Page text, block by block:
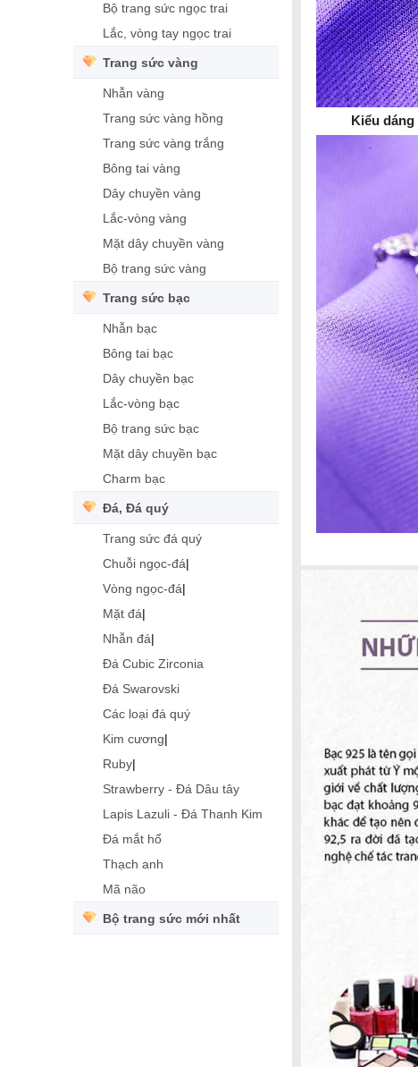
Bộ trang sức ngọc trai
Lắc, vòng tay ngọc trai
Trang sức vàng
Nhẫn vàng
Trang sức vàng hồng
Trang sức vàng trắng
Bông tai vàng
Dây chuyền vàng
Lắc-vòng vàng
Mặt dây chuyền vàng
Bộ trang sức vàng
Trang sức bạc
Nhẫn bạc
Bông tai bạc
Dây chuyền bạc
Lắc-vòng bạc
Bộ trang sức bạc
Mặt dây chuyền bạc
Charm bạc
Đá, Đá quý
Trang sức đá quý
Chuỗi ngọc-đá|
Vòng ngọc-đá|
Mặt đá|
Nhẫn đá|
Đá Cubic Zirconia
Đá Swarovski
Các loại đá quý
Kim cương|
Ruby|
Strawberry - Đá Dâu tây
Lapis Lazuli - Đá Thanh Kim
Đá mắt hổ
Thạch anh
Mã não
Bộ trang sức mới nhất
Kiểu dáng